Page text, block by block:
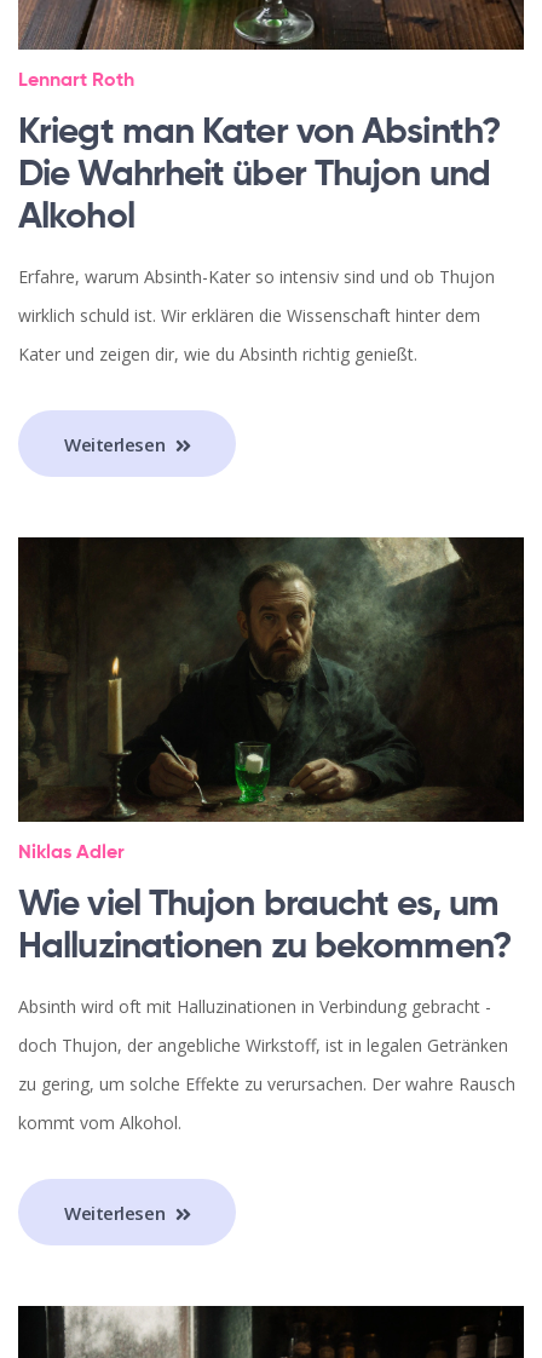
Lennart Roth
Kriegt man Kater von Absinth?
Die Wahrheit über Thujon und
Alkohol
Erfahre, warum Absinth-Kater so intensiv sind und ob Thujon
wirklich schuld ist. Wir erklären die Wissenschaft hinter dem
Kater und zeigen dir, wie du Absinth richtig genießt.
Weiterlesen
Niklas Adler
Wie viel Thujon braucht es, um
Halluzinationen zu bekommen?
Absinth wird oft mit Halluzinationen in Verbindung gebracht -
doch Thujon, der angebliche Wirkstoff, ist in legalen Getränken
zu gering, um solche Effekte zu verursachen. Der wahre Rausch
kommt vom Alkohol.
Weiterlesen